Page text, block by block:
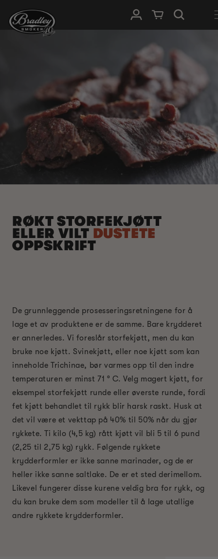
INNHOLDET
Logg InnHandlevogn
RØKT STORFEKJØTT
ELLER VILT DUSTETE
OPPSKRIFT
De grunnleggende prosesseringsretningene for å
lage et av produktene er de samme. Bare krydderet
er annerledes. Vi foreslår storfekjøtt, men du kan
bruke noe kjøtt. Svinekjøtt, eller noe kjøtt som kan
inneholde Trichinae, bør varmes opp til den indre
temperaturen er minst 71 ° C. Velg magert kjøtt, for
eksempel storfekjøtt runde eller øverste runde, fordi
fet kjøtt behandlet til rykk blir harsk raskt. Husk at
det vil være et vekttap på 40% til 50% når du gjør
rykkete. Ti kilo (4,5 kg) rått kjøtt vil bli 5 til 6 pund
(2,25 til 2,75 kg) rykk. Følgende rykkete
krydderformler er ikke sanne marinader, og de er
heller ikke sanne saltlake. De er et sted derimellom.
Likevel fungerer disse kurene veldig bra for rykk, og
du kan bruke dem som modeller til å lage utallige
andre rykkete krydderformler.